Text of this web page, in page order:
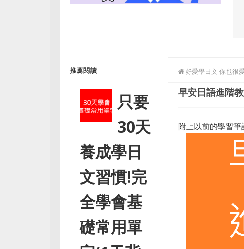
推薦閱讀
只要
30天
養成學日
文習慣!完
全學會基
礎常用單
好愛學日文-你也很
早安日語進階
附上以前的學習